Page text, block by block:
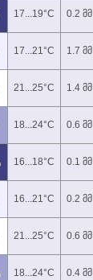
17...19°C 0.2 მმ
17...21°C 1.7 მმ
21...25°C 1.4 მმ
18...24°C 0.6 მმ
16...18°C 0.1 მმ
16...21°C 0.2 მმ
21...25°C 0.6 მმ
18...24°C 0.4 მმ